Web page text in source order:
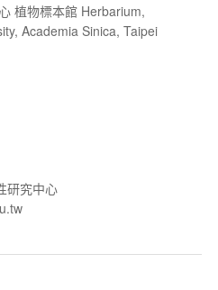
植物標本館 Herbarium,
Academia Sinica, Taipei
研究中心